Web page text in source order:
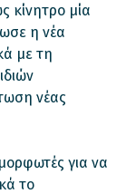
κίνητρο μία
η νέα
με τη
νέας
για να
το